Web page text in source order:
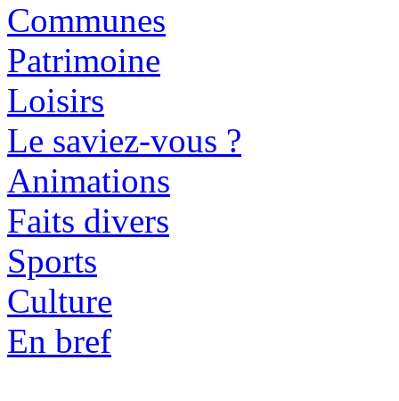
Communes
Patrimoine
Loisirs
Le saviez-vous ?
Animations
Faits divers
Sports
Culture
En bref